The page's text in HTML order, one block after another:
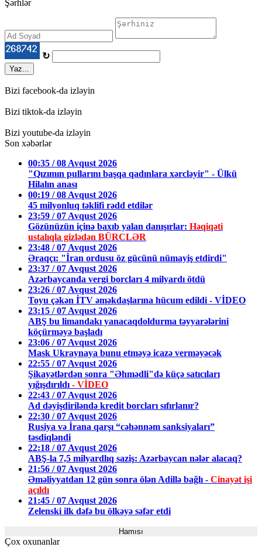
Şərhlər
↻
Yaz...
Bizi facebook-da izləyin
Bizi tiktok-da izləyin
Bizi youtube-da izləyin
Son xəbərlər
00:35 / 08 Avqust 2026
"Qızımın pullarını başqa qadınlara xərcləyir" - Ülkü
Hilalın anası
00:19 / 08 Avqust 2026
45 milyonluq təklifi rədd etdilər
23:59 / 07 Avqust 2026
Gözünüzün içinə baxıb yalan danışırlar: Həqiqəti
ustalıqla gizlədən BÜRCLƏR
23:48 / 07 Avqust 2026
Əraqçı: "İran ordusu öz gücünü nümayiş etdirdi"
23:37 / 07 Avqust 2026
Azərbaycanda vergi borcları 4 milyardı ötdü
23:26 / 07 Avqust 2026
Toyu çəkən İTV əməkdaşlarına hücum edildi - VİDEO
23:15 / 07 Avqust 2026
ABŞ bu limandakı yanacaqdoldurma təyyarələrini
köçürməyə başladı
23:06 / 07 Avqust 2026
Mask Ukraynaya bunu etməyə icazə verməyəcək
22:55 / 07 Avqust 2026
Şikayətlərdən sonra "Əhmədli"də küçə satıcıları
yığışdırıldı - VİDEO
22:43 / 07 Avqust 2026
Ad dəyişdiriləndə kredit borcları sıfırlanır?
22:30 / 07 Avqust 2026
Rusiya və İrana qarşı “cəhənnəm sanksiyaları”
təsdiqləndi
22:18 / 07 Avqust 2026
ABŞ-la 7,5 milyardlıq saziş: Azərbaycan nələr alacaq?
21:56 / 07 Avqust 2026
Əməliyyatdan 12 gün sonra ölən Adillə bağlı - Cinayət işi
açıldı
21:45 / 07 Avqust 2026
Zelenski ilk dəfə bu ölkəyə səfər etdi
Hamısı
Çox oxunanlar